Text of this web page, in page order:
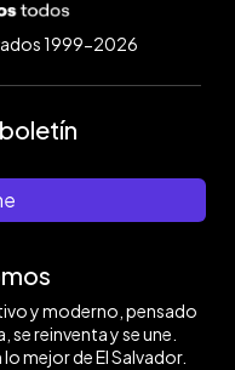
1999-2026
y moderno, pensado
se reinventa y se une.
mejor de El Salvador.